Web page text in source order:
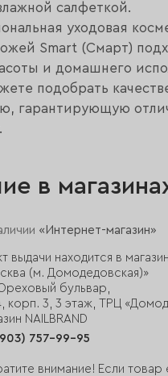
салфеткой.
уходовая
Smart (Смарт)
и домашнего
подобрать
гарантирующую
в
«Интернет-магазин»
выдачи находится в
(м. Домодедовская)»
бульвар,
корп. 3, 3 этаж, ТРЦ
NAILBRAND
757-99-95
внимание! Если товар